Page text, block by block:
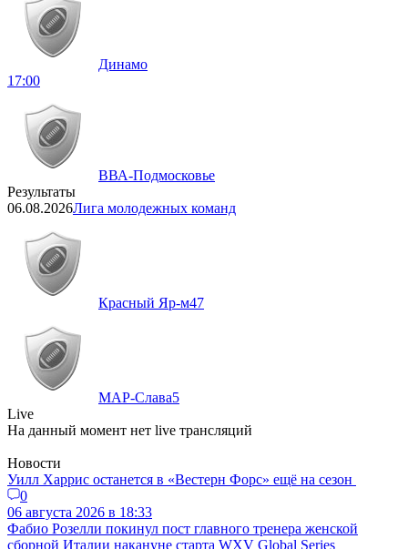
Динамо
17:00
ВВА-Подмосковье
Результаты
06.08.2026Лига молодежных команд
Красный Яр-м47
МАР-Слава5
Live
На данный момент нет live трансляций
Новости
Уилл Харрис останется в «Вестерн Форс» ещё на сезон
0
06 августа 2026 в 18:33
Фабио Розелли покинул пост главного тренера женской
сборной Италии накануне старта WXV Global Series